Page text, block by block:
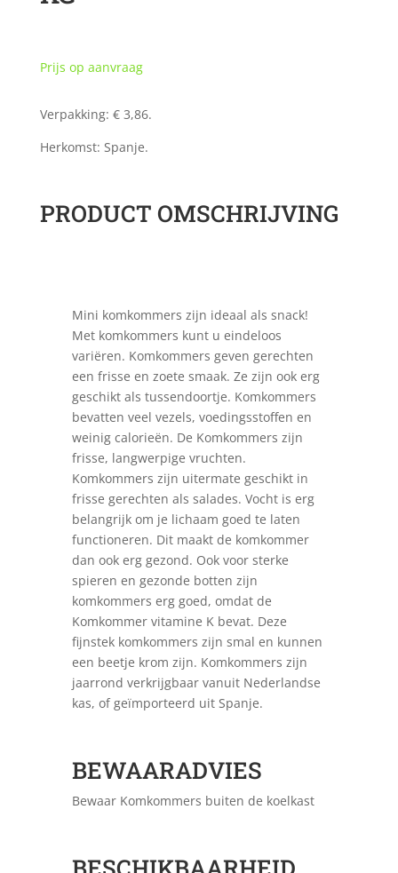
Prijs op aanvraag
Verpakking: € 3,86.
Herkomst: Spanje.
PRODUCT OMSCHRIJVING
Mini komkommers zijn ideaal als snack!
Met komkommers kunt u eindeloos
variëren. Komkommers geven gerechten
een frisse en zoete smaak. Ze zijn ook erg
geschikt als tussendoortje. Komkommers
bevatten veel vezels, voedingsstoffen en
weinig calorieën. De Komkommers zijn
frisse, langwerpige vruchten.
Komkommers zijn uitermate geschikt in
frisse gerechten als salades. Vocht is erg
belangrijk om je lichaam goed te laten
functioneren. Dit maakt de komkommer
dan ook erg gezond. Ook voor sterke
spieren en gezonde botten zijn
komkommers erg goed, omdat de
Komkommer vitamine K bevat. Deze
fijnstek komkommers zijn smal en kunnen
een beetje krom zijn. Komkommers zijn
jaarrond verkrijgbaar vanuit Nederlandse
kas, of geïmporteerd uit Spanje.
BEWAARADVIES
Bewaar Komkommers buiten de koelkast